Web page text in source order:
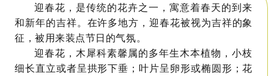
迎春花，是传统的花卉之一，寓意着春天的到来
和新年的吉祥。在许多地方，迎春花被视为吉祥的象
征，被用来装点节日的气氛。
迎春花，木犀科素馨属的多年生木本植物，小枝
细长直立或者呈拱形下垂；叶片呈卵形或椭圆形；花